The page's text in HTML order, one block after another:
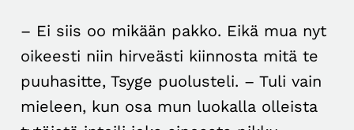
– Ei siis oo mikään pakko. Eikä mua nyt
oikeesti niin hirveästi kiinnosta mitä te
puuhasitte, Tsyge puolusteli. – Tuli vain
mieleen, kun osa mun luokalla olleista